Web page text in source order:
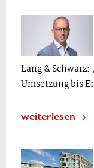
Lang &
Umsetzung bis
weiterlesen